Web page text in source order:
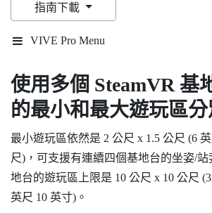
指南下載
VIVE Pro Menu
使用多個 SteamVR 基
的最小和最大遊玩區
最小遊玩區依然是 2 公尺 x 1.5 公尺 (6
尺)，可支援有連續四個基地台的坐姿/
地台的遊玩區上限是 10 公尺 x 10 公尺
英尺 10 英寸)。